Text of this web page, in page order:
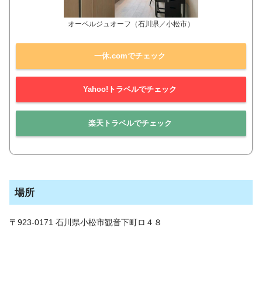
オーベルジュオーフ（石川県／小松市）
一休.comでチェック
Yahoo!トラベルでチェック
楽天トラベルでチェック
場所
〒923-0171 石川県小松市観音下町ロ４８